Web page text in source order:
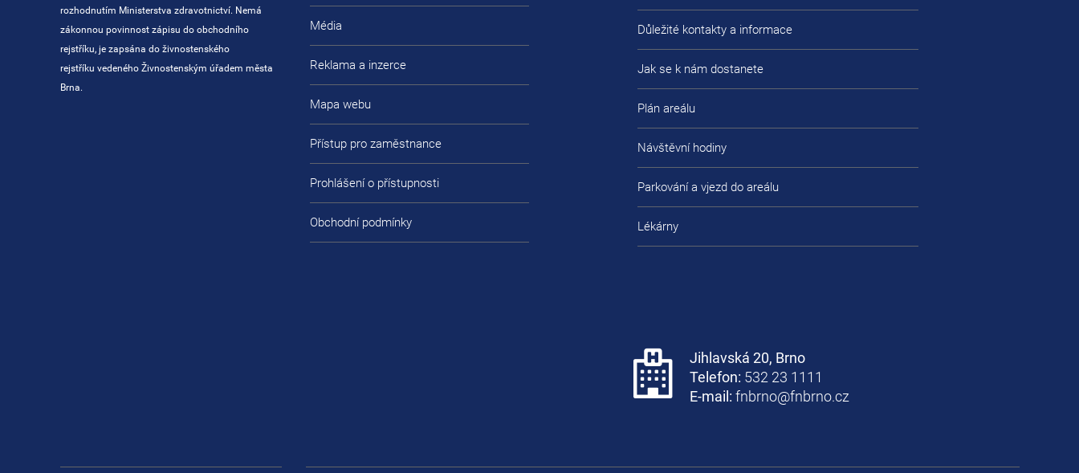
rozhodnutím Ministerstva zdravotnictví. Nemá
zákonnou povinnost zápisu do obchodního
rejstříku, je zapsána do živnostenského
rejstříku vedeného Živnostenským úřadem města
Brna.
Média
Reklama a inzerce
Mapa webu
Přístup pro zaměstnance
Prohlášení o přístupnosti
Obchodní podmínky
Důležité kontakty a informace
Jak se k nám dostanete
Plán areálu
Návštěvní hodiny
Parkování a vjezd do areálu
Lékárny
Jihlavská 20, Brno
Telefon: 532 23 1111
E-mail:fnbrno@fnbrno.cz